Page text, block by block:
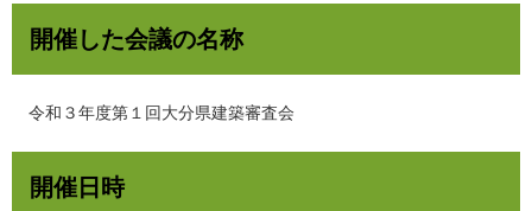
開催した会議の名称
令和３年度第１回大分県建築審査会
開催日時